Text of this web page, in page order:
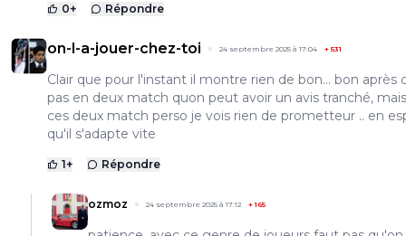
0+ Répondre
on-l-a-jouer-chez-toi 24 septembre 2025 à 17:04 + 531
Clair que pour l'instant il montre rien de bon... bon après
pas en deux match quon peut avoir un avis tranché,
ces deux match perso je vois rien de prometteur .. en
qu'il s'adapte vite
1+ Répondre
ozmoz 24 septembre 2025 à 17:12 +165